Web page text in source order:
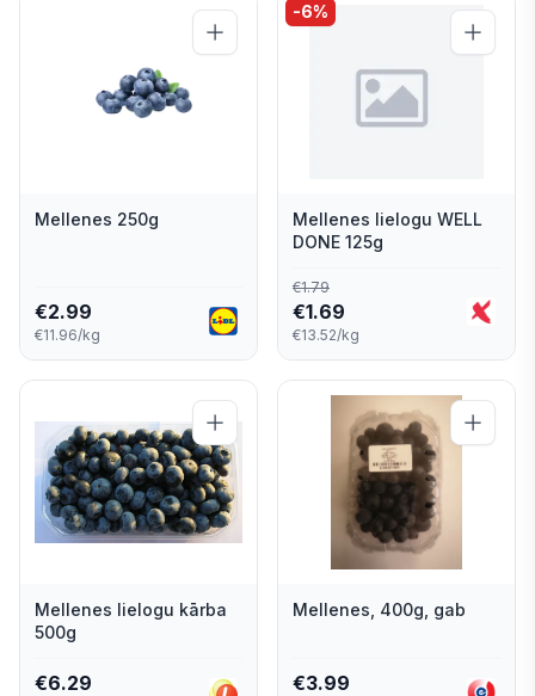
Mellenes 250g
€2.99
€11.96/kg
-6%
Mellenes lielogu WELL
DONE 125g
€1.79
€1.69
€13.52/kg
Mellenes lielogu kārba
500g
€6.29
Mellenes, 400g, gab
€3.99